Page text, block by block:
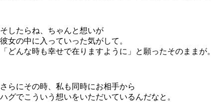
そしたらね、ちゃんと想いが
彼女の中に入っていった気がして。
「どんな時も幸せで在りますように」と願ったそのままが。
さらにその時、私も同時にお相手から
ハグでこういう想いをいただいているんだなと。